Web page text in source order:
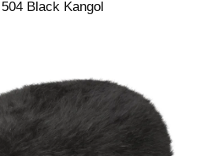
Black Kangol